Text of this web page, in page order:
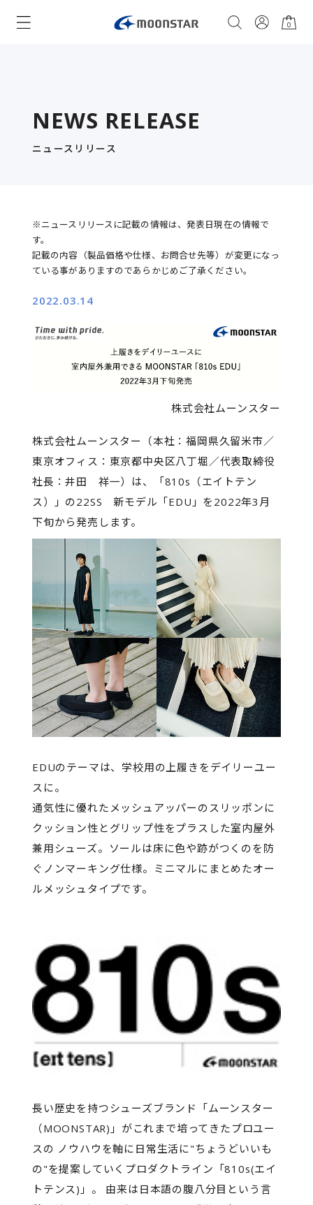
0
NEWS RELEASE
ニュースリリース
※ニュースリリースに記載の情報は、発表日現在の情報で
す。
記載の内容（製品価格や仕様、お問合せ先等）が変更になっ
ている事がありますのであらかじめご了承ください。
2022.03.14
株式会社ムーンスター
株式会社ムーンスター（本社：福岡県久留米市／
東京オフィス：東京都中央区八丁堀／代表取締役
社長：井田 祥一）は、「810s（エイトテン
ス）」の22SS 新モデル「EDU」を2022年3月
下旬から発売します。
EDUのテーマは、学校用の上履きをデイリーユー
スに。
通気性に優れたメッシュアッパーのスリッポンに
クッション性とグリップ性をプラスした室内屋外
兼用シューズ。ソールは床に色や跡がつくのを防
ぐノンマーキング仕様。ミニマルにまとめたオー
ルメッシュタイプです。
長い歴史を持つシューズブランド「ムーンスター
（MOONSTAR)」がこれまで培ってきたプロユー
スの ノウハウを軸に日常生活に"ちょうどいいも
の"を提案していくプロダクトライン「810s(エイ
トテンス)」。 由来は日本語の腹八分目という言